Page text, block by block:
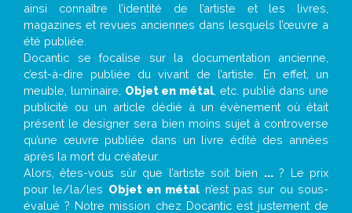
ainsi connaître l’identité de l’artiste et les livres,
magazines et revues anciennes dans lesquels l’œuvre a
été publiée.
Docantic se focalise sur la documentation ancienne,
c’est-à-dire publiée du vivant de l’artiste. En effet, un
meuble, luminaire, Objet en métal , etc. publié dans une
publicité ou un article dédié à un évènement où était
présent le designer sera bien moins sujet à controverse
qu’une œuvre publiée dans un livre édité des années
après la mort du créateur.
Alors, êtes-vous sûr que l’artiste soit bien ...? Le prix
pour le/la/les Objet en métal n’est pas sur ou sous-
évalué ? Notre mission chez Docantic est justement de